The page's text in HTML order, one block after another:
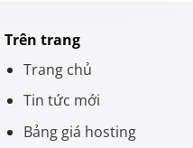
Trên trang
Trang chủ
Tin tức mới
Bảng giá hosting